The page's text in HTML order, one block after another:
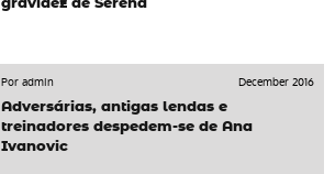
gravidez de Serena
Por admin
December 2016
Adversárias, antigas lendas e
treinadores despedem-se de Ana
Ivanovic